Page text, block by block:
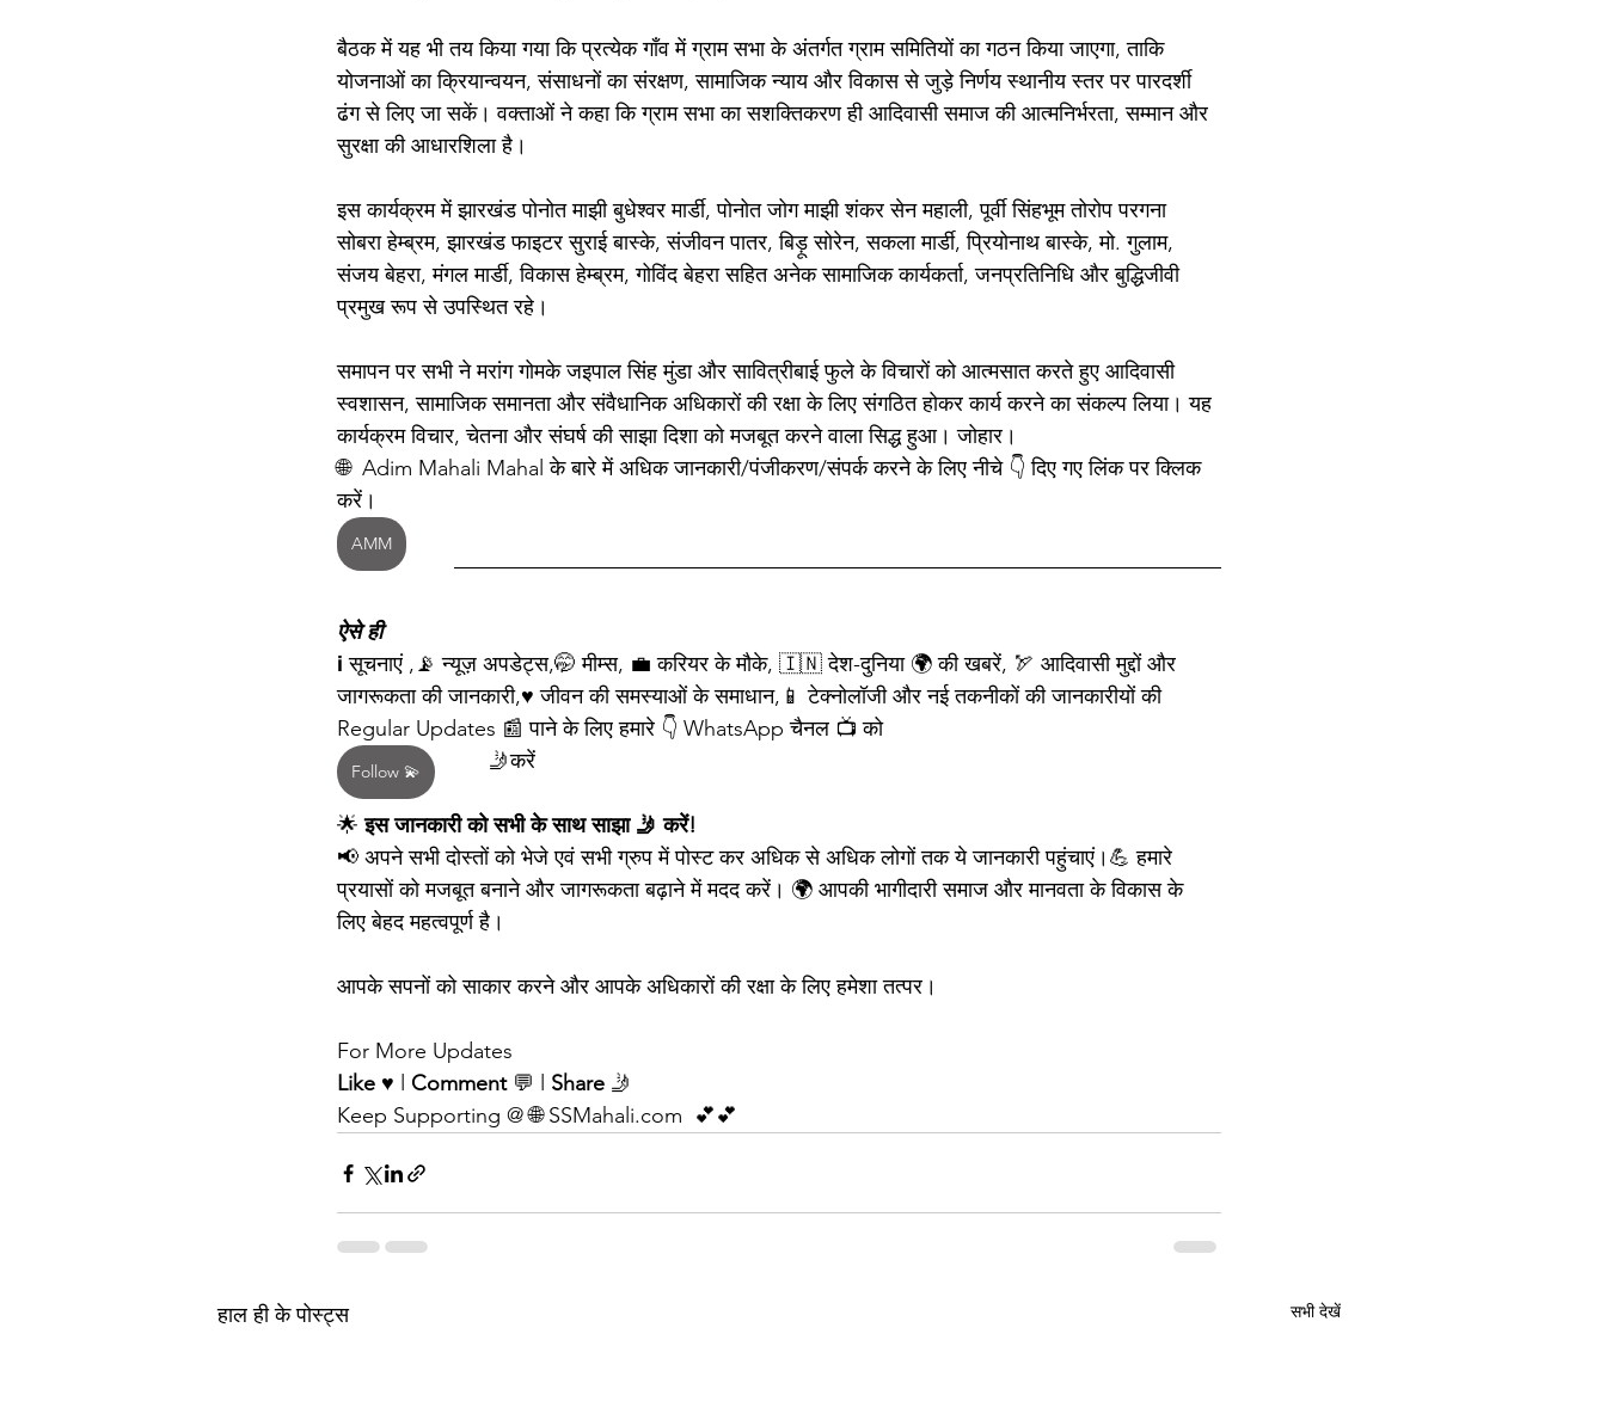
बैठक में यह भी तय किया गया कि प्रत्येक गाँव में ग्राम सभा के अंतर्गत ग्राम समितियों का गठन किया जाएगा, ताकि
योजनाओं का क्रियान्वयन, संसाधनों का संरक्षण, सामाजिक न्याय और विकास से जुड़े निर्णय स्थानीय स्तर पर पारदर्शी
ढंग से लिए जा सकें। वक्ताओं ने कहा कि ग्राम सभा का सशक्तिकरण ही आदिवासी समाज की आत्मनिर्भरता, सम्मान और
सुरक्षा की आधारशिला है।
इस कार्यक्रम में झारखंड पोनोत माझी बुधेश्वर मार्डी, पोनोत जोग माझी शंकर सेन महाली, पूर्वी सिंहभूम तोरोप परगना
सोबरा हेम्ब्रम, झारखंड फाइटर सुराई बास्के, संजीवन पातर, बिड़ू सोरेन, सकला मार्डी, प्रियोनाथ बास्के, मो. गुलाम,
संजय बेहरा, मंगल मार्डी, विकास हेम्ब्रम, गोविंद बेहरा सहित अनेक सामाजिक कार्यकर्ता, जनप्रतिनिधि और बुद्धिजीवी
प्रमुख रूप से उपस्थित रहे।
समापन पर सभी ने मरांग गोमके जइपाल सिंह मुंडा और सावित्रीबाई फुले के विचारों को आत्मसात करते हुए आदिवासी
स्वशासन, सामाजिक समानता और संवैधानिक अधिकारों की रक्षा के लिए संगठित होकर कार्य करने का संकल्प लिया। यह
कार्यक्रम विचार, चेतना और संघर्ष की साझा दिशा को मजबूत करने वाला सिद्ध हुआ। जोहार।
🌐  Adim Mahali Mahal के बारे में अधिक जानकारी/पंजीकरण/संपर्क करने के लिए नीचे 👇 दिए गए लिंक पर क्लिक
करें।
AMM
ऐसे ही
ℹ️ सूचनाएं ,📡 न्यूज़ अपडेट्स,🤭 मीम्स, 💼 करियर के मौके, 🇮🇳 देश-दुनिया 🌍 की खबरें, 🏹 आदिवासी मुद्दों और
जागरूकता की जानकारी,♥️ जीवन की समस्याओं के समाधान,📱 टेक्नोलॉजी और नई तकनीकों की जानकारीयों की
Regular Updates 📰 पाने के लिए हमारे 👇 WhatsApp चैनल 📺 को
Follow 💫 🤳करें
🌟 इस जानकारी को सभी के साथ साझा 🤳 करें!
📢 अपने सभी दोस्तों को भेजे एवं सभी ग्रुप में पोस्ट कर अधिक से अधिक लोगों तक ये जानकारी पहुंचाएं।💪 हमारे
प्रयासों को मजबूत बनाने और जागरूकता बढ़ाने में मदद करें। 🌍 आपकी भागीदारी समाज और मानवता के विकास के
लिए बेहद महत्वपूर्ण है।
आपके सपनों को साकार करने और आपके अधिकारों की रक्षा के लिए हमेशा तत्पर।
For More Updates
Like ♥️ l Comment 💬 l Share 🤳
Keep Supporting @ 🌐 SSMahali.com  💕💕
हाल ही के पोस्ट्स सभी देखें